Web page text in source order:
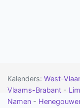
Kalenders: West-
Vlaams-Brabant -
Namen -